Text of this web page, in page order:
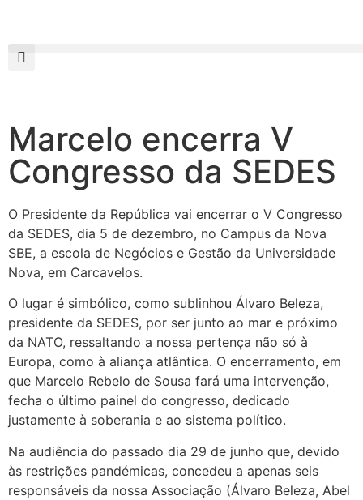
Marcelo encerra V
Congresso da SEDES
O Presidente da República vai encerrar o V Congresso
da SEDES, dia 5 de dezembro, no Campus da Nova
SBE, a escola de Negócios e Gestão da Universidade
Nova, em Carcavelos.
O lugar é simbólico, como sublinhou Álvaro Beleza,
presidente da SEDES, por ser junto ao mar e próximo
da NATO, ressaltando a nossa pertença não só à
Europa, como à aliança atlântica. O encerramento, em
que Marcelo Rebelo de Sousa fará uma intervenção,
fecha o último painel do congresso, dedicado
justamente à soberania e ao sistema político.
Na audiência do passado dia 29 de junho que, devido
às restrições pandémicas, concedeu a apenas seis
responsáveis da nossa Associação (Álvaro Beleza, Abel